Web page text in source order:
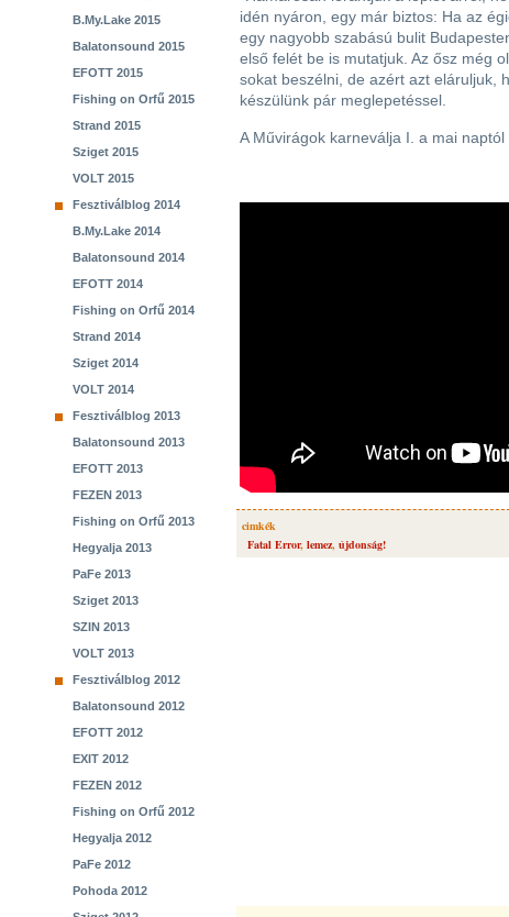
B.My.Lake 2015
Balatonsound 2015
EFOTT 2015
Fishing on Orfű 2015
Strand 2015
Sziget 2015
VOLT 2015
Fesztiválblog 2014
B.My.Lake 2014
Balatonsound 2014
EFOTT 2014
Fishing on Orfű 2014
Strand 2014
Sziget 2014
VOLT 2014
Fesztiválblog 2013
Balatonsound 2013
EFOTT 2013
FEZEN 2013
Fishing on Orfű 2013
Hegyalja 2013
PaFe 2013
Sziget 2013
SZIN 2013
VOLT 2013
Fesztiválblog 2012
Balatonsound 2012
EFOTT 2012
EXIT 2012
FEZEN 2012
Fishing on Orfű 2012
Hegyalja 2012
PaFe 2012
Pohoda 2012
idén nyáron, egy már biztos: Ha az
egy nagyobb szabású bulit
első felét be is mutatjuk. Az ősz még
sokat beszélni, de azért azt eláruljuk,
készülünk pár meglepetéssel.
A Művirágok karneválja I. a mai
cimkék
Fatal Error, lemez, újdonság!